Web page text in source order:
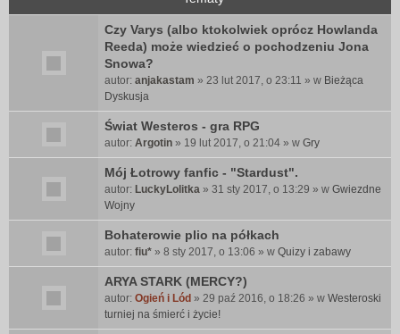
Czy Varys (albo ktokolwiek oprócz Howlanda
Reeda) może wiedzieć o pochodzeniu Jona
Snowa?
autor: anjakastam » 23 lut 2017, o 23:11 » w Bieżąca
Dyskusja
Świat Westeros - gra RPG
autor: Argotin » 19 lut 2017, o 21:04 » w Gry
Mój Łotrowy fanfic - "Stardust".
autor: LuckyLolitka » 31 sty 2017, o 13:29 » w Gwiezdne
Wojny
Bohaterowie plio na półkach
autor: fiu* » 8 sty 2017, o 13:06 » w Quizy i zabawy
ARYA STARK (MERCY?)
autor: Ogień i Lód » 29 paź 2016, o 18:26 » w Westeroski
turniej na śmierć i życie!